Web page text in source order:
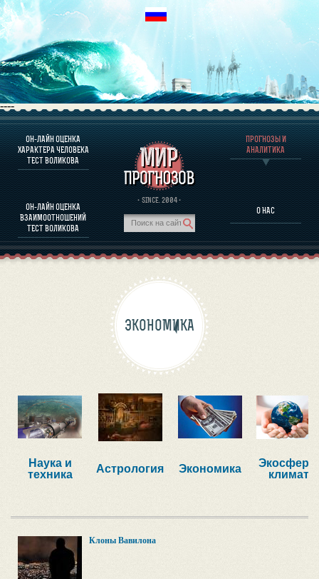
----
ОН-ЛАЙН ОЦЕНКА
ХАРАКТЕРА ЧЕЛОВЕКА
ТЕСТ ВОЛИКОВА
ОН-ЛАЙН ОЦЕНКА
ВЗАИМООТНОШЕНИЙ
ТЕСТ ВОЛИКОВА
· SINCE. 2004 ·
ПРОГНОЗЫ И
АНАЛИТИКА
О НАС
О ПРОГРАММЕ
ОЦЕНКА ХАРАКТЕРA ЧЕЛОВЕКА
ОЦЕНКА ХАРАКТЕРА ВЫДАЮЩИХСЯ ЛИЧНОСТЕЙ
О ПРОГРАММЕ
ПРОГНОЗЫ И АНАЛИТИКА
ЭКОНОМИКА
Наука и
техника
Астрология Экономика
Экосфера,
климат
Клоны Вавилона